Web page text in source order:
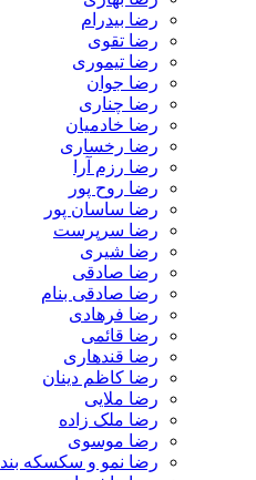
رضا بیدرام
رضا تقوی
رضا تیموری
رضا جوان
رضا چناری
رضا خادمیان
رضا رخساری
رضا رزم آرا
رضا روح پور
رضا ساسان پور
رضا سرپرست
رضا شیری
رضا صادقی
رضا صادقی بنام
رضا فرهادی
رضا قائمی
رضا قندهاری
رضا کاظم دینان
رضا ملایی
رضا ملک زاده
رضا موسوی
رضا نمو و سکسکه بند